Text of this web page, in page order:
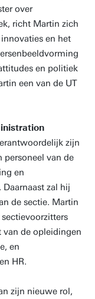
over
richt Martin zich
en het
en politiek
een van de UT
zijn
personeel van de
en
zal hij
de sectie. Martin
van de opleidingen
en
HR.
zijn nieuwe rol,